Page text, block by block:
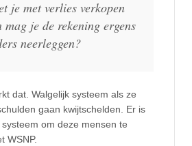
je met verlies verkopen
mag je de rekening ergens
neerleggen?
dat. Walgelijk systeem als ze
gaan kwijtschelden. Er is
om deze mensen te
WSNP.